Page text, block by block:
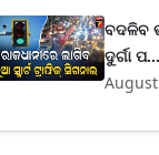
ବଦଳିବ
ଦୁର୍ଗା ପ...